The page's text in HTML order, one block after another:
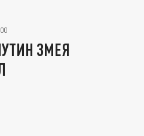
ЗМЕЯ